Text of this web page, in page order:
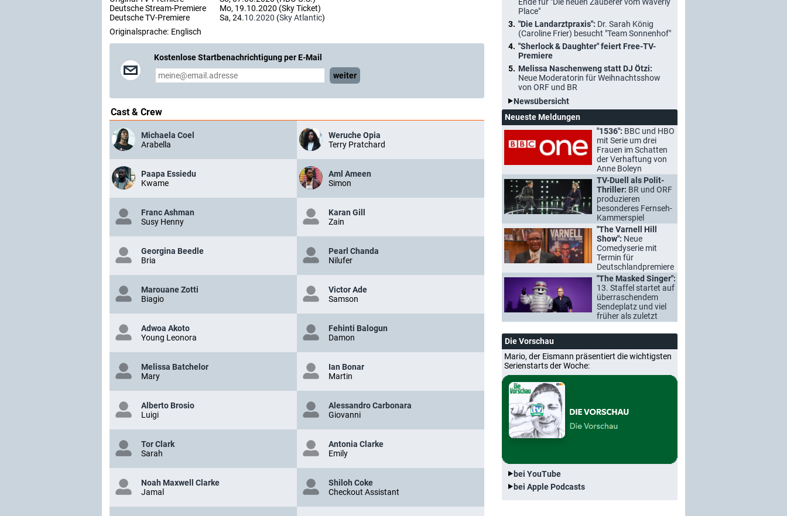
Deutsche Stream-Premiere
Mo, 19.10.2020 (Sky Ticket)
Deutsche TV-Premiere
Sa, 24.10.2020 (Sky Atlantic)
Originalsprache: Englisch
Kostenlose Startbenachrichtigung per E-Mail
weiter
Cast & Crew
Michaela Coel
Arabella
Weruche Opia
Terry Pratchard
Paapa Essiedu
Kwame
Aml Ameen
Simon
Franc Ashman
Susy Henny
Karan Gill
Zain
Georgina Beedle
Bria
Pearl Chanda
Nilufer
Marouane Zotti
Biagio
Victor Ade
Samson
Adwoa Akoto
Young Leonora
Fehinti Balogun
Damon
Melissa Batchelor
Mary
Ian Bonar
Martin
Alberto Brosio
Luigi
Alessandro Carbonara
Giovanni
Tor Clark
Sarah
Antonia Clarke
Emily
Noah Maxwell Clarke
Jamal
Shiloh Coke
Checkout Assistant
Place"
"Die Landarztpraxis": Dr. Sarah König
(Caroline Frier) besucht "Team Sonnenhof"
"Sherlock & Daughter" feiert Free-TV-
Premiere
Melissa Naschenweng statt DJ Ötzi:
Neue Moderatorin für Weihnachtsshow
von ORF und BR
Newsübersicht
Neueste Meldungen
"1536": BBC und HBO
mit Serie um drei
Frauen im Schatten
der Verhaftung von
Anne Boleyn
TV-Duell als Polit-
Thriller: BR und ORF
produzieren
besonderes Fernseh-
Kammerspiel
"The Varnell Hill
Show": Neue
Comedyserie mit
Termin für
Deutschlandpremiere
"The Masked Singer":
13. Staffel startet auf
überraschendem
Sendeplatz und viel
früher als zuletzt
Die Vorschau
Mario, der Eismann präsentiert die wichtigsten
Serienstarts der Woche:
bei YouTube
bei Apple Podcasts